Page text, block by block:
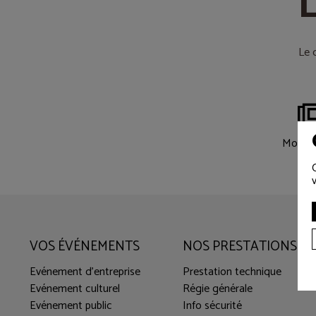
Le
Mode
VOS ÉVÉNEMENTS
Evénement d'entreprise
Evénement culturel
Evénement public
NOS PRESTATIONS
Prestation technique
Régie générale
Info sécurité